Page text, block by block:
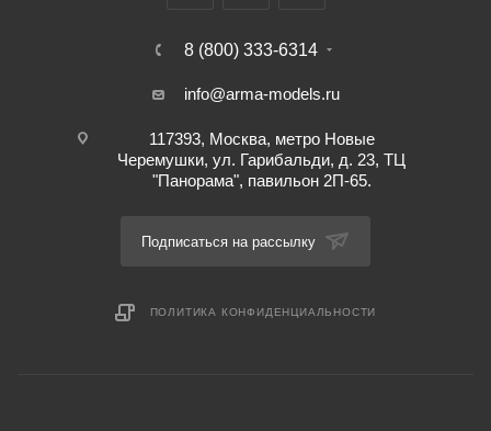
8 (800) 333-6314
info@arma-models.ru
117393, Москва, метро Новые
Черемушки, ул. Гарибальди, д. 23, ТЦ
"Панорама", павильон 2П-65.
Подписаться на рассылку
ПОЛИТИКА КОНФИДЕНЦИАЛЬНОСТИ